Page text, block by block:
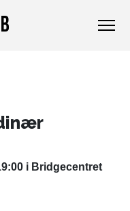
i Bridgecentret